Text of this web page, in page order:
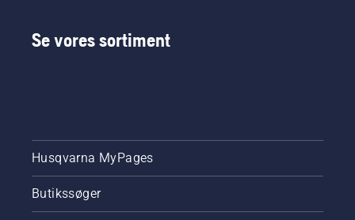
motoren
Se vores sortiment
Husqvarna MyPages
Butikssøger